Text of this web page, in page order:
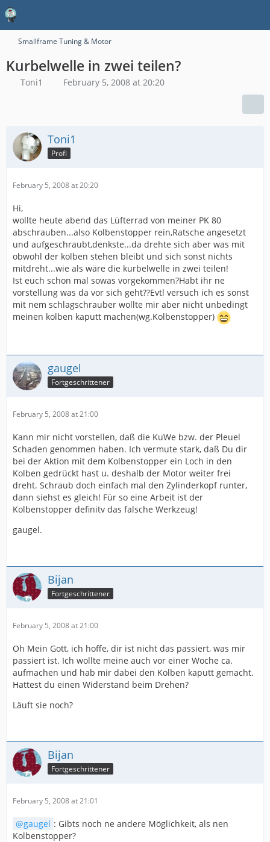
Smallframe Tuning & Motor
Kurbelwelle in zwei teilen?
Toni1 February 5, 2008 at 20:20
Toni1
Profi
February 5, 2008 at 20:20
Hi,
wollte heute abend das Lüfterrad von meiner PK 80
abschrauben...also Kolbenstopper rein,Ratsche angesetzt
und aufgeschraubt,denkste...da drehte sich aber was mit
obwohl der kolben stehen bleibt und sich sonst nichts
mitdreht...wie als wäre die kurbelwelle in zwei teilen!
Ist euch schon mal sowas vorgekommen?Habt ihr ne
vorstellung was da vor sich geht??Evtl versuch ich es sonst
mit nem schlagschrauber wollte mir aber nicht unbedingt
meinen kolben kaputt machen(wg.Kolbenstopper)
gaugel
Fortgeschrittener
February 5, 2008 at 21:00
Kann mir nicht vorstellen, daß die KuWe bzw. der Pleuel
Schaden genommen haben. Ich vermute stark, daß Du dir
bei der Aktion mit dem Kolbenstopper ein Loch in den
Kolben gedrückt hast u. deshalb der Motor weiter frei
dreht. Schraub doch einfach mal den Zylinderkopf runter,
dann siehst es gleich! Für so eine Arbeit ist der
Kolbenstopper definitv das falsche Werkzeug!
gaugel.
Bijan
Fortgeschrittener
February 5, 2008 at 21:00
Oh Mein Gott, ich hoffe, dir ist nicht das passiert, was mir
passiert ist. Ich wollte meine auch vor einer Woche ca.
aufmachen und hab mir dabei den Kolben kaputt gemacht.
Hattest du einen Widerstand beim Drehen?
Läuft sie noch?
Bijan
Fortgeschrittener
February 5, 2008 at 21:01
gaugel : Gibts noch ne andere Möglichkeit, als nen
Kolbenstopper?